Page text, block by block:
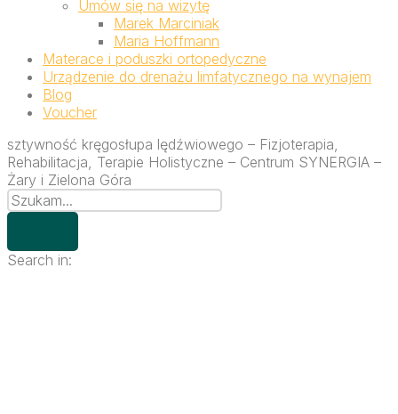
Umów się na wizytę
Marek Marciniak
Maria Hoffmann
Materace i poduszki ortopedyczne
Urządzenie do drenażu limfatycznego na wynajem
Blog
Voucher
sztywność kręgosłupa lędźwiowego – Fizjoterapia,
Rehabilitacja, Terapie Holistyczne – Centrum SYNERGIA –
Żary i Zielona Góra
Search in: